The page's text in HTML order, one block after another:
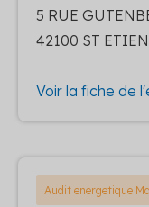
5 RUE
42100 ST
Voir la fiche de
Audit energetique